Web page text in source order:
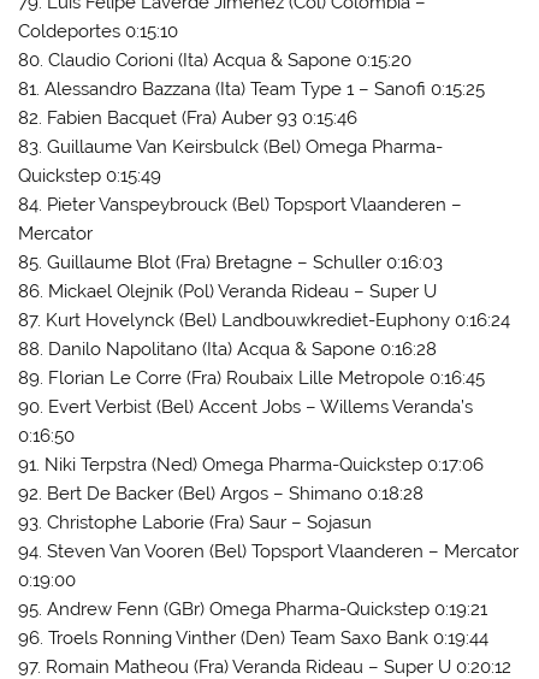
Coldeportes 0:15:10
80. Claudio Corioni (Ita) Acqua & Sapone 0:15:20
81. Alessandro Bazzana (Ita) Team Type 1 – Sanofi 0:15:25
82. Fabien Bacquet (Fra) Auber 93 0:15:46
83. Guillaume Van Keirsbulck (Bel) Omega Pharma-
Quickstep 0:15:49
84. Pieter Vanspeybrouck (Bel) Topsport Vlaanderen –
Mercator
85. Guillaume Blot (Fra) Bretagne – Schuller 0:16:03
86. Mickael Olejnik (Pol) Veranda Rideau – Super U
87. Kurt Hovelynck (Bel) Landbouwkrediet-Euphony 0:16:24
88. Danilo Napolitano (Ita) Acqua & Sapone 0:16:28
89. Florian Le Corre (Fra) Roubaix Lille Metropole 0:16:45
90. Evert Verbist (Bel) Accent Jobs – Willems Veranda’s
0:16:50
91. Niki Terpstra (Ned) Omega Pharma-Quickstep 0:17:06
92. Bert De Backer (Bel) Argos – Shimano 0:18:28
93. Christophe Laborie (Fra) Saur – Sojasun
94. Steven Van Vooren (Bel) Topsport Vlaanderen – Mercator
0:19:00
95. Andrew Fenn (GBr) Omega Pharma-Quickstep 0:19:21
96. Troels Ronning Vinther (Den) Team Saxo Bank 0:19:44
97. Romain Matheou (Fra) Veranda Rideau – Super U 0:20:12